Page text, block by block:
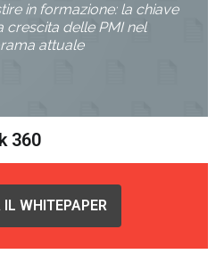
in formazione: la chiave
crescita delle PMI nel
attuale
360
WHITEPAPER